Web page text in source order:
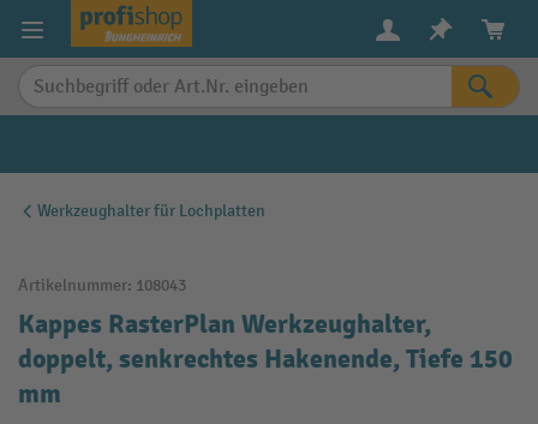
springen
Werkzeughalter für Lochplatten
Artikelnummer: 108043
Kappes RasterPlan Werkzeughalter,
doppelt, senkrechtes Hakenende, Tiefe 150
mm